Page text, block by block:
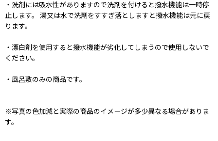
・洗剤には吸水性がありますので洗剤を付けると撥水機能は一時停
止します。 湯又は水で洗剤をすすぎ落としますと撥水機能は元に戻
ります。
・漂白剤を使用すると撥水機能が劣化してしまうので使用しないで
ください。
・風呂敷のみの商品です。
※写真の色加減と実際の商品のイメージが多少異なる場合がありま
す。